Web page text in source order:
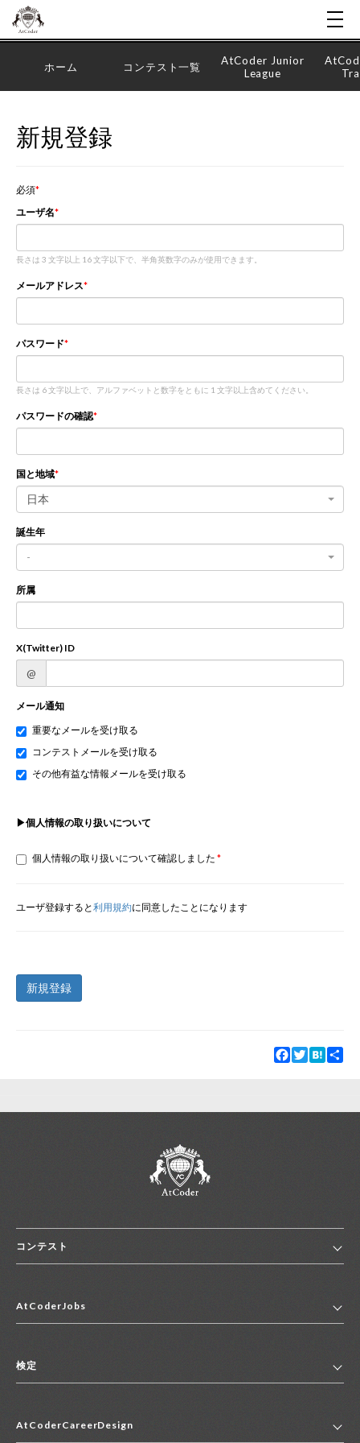
ホーム コンテスト一覧
AtCoder Junior
League
新規登録
必須
ユーザ名
長さは 3 文字以上 16 文字以下で、半角英数字のみが使用できます。
メールアドレス
パスワード
長さは 6 文字以上で、アルファベットと数字をともに 1 文字以上含めてください。
パスワードの確認
国と地域
日本
誕生年
-
所属
X(Twitter) ID
@
メール通知
重要なメールを受け取る
コンテストメールを受け取る
その他有益な情報メールを受け取る
▶個人情報の取り扱いについて
個人情報の取り扱いについて確認しました
ユーザ登録すると利用規約に同意したことになります
新規登録
Facebook
TwitterHatena
コンテスト
コンテスト一覧
便利リンク集
AtCoderJobs
2027年新卒採用求人一覧
中途採用求人一覧
検定
マイページ
AtCoderCareerDesign